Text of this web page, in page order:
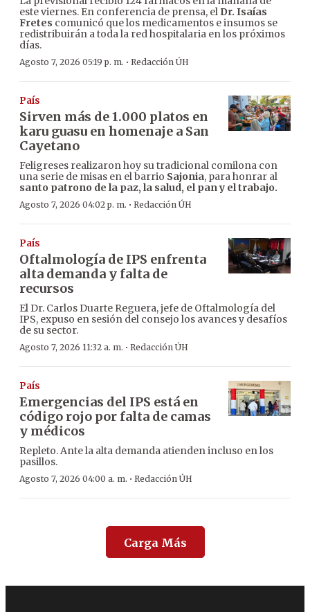
este viernes. En conferencia de prensa, el Dr. Isaías
Fretes comunicó que los medicamentos e insumos se
redistribuirán a toda la red hospitalaria en los próximos
días.
Agosto 7, 2026 05:19 p. m. · Redacción ÚH
País
Sirven más de 1.000 platos en
karu guasu en homenaje a San
Cayetano
Feligreses realizaron hoy su tradicional comilona con
una serie de misas en el barrio Sajonia, para honrar al
santo patrono de la paz, la salud, el pan y el trabajo.
Agosto 7, 2026 04:02 p. m. · Redacción ÚH
País
Oftalmología de IPS enfrenta
alta demanda y falta de
recursos
El Dr. Carlos Duarte Reguera, jefe de Oftalmología del
IPS, expuso en sesión del consejo los avances y desafíos
de su sector.
Agosto 7, 2026 11:32 a. m. · Redacción ÚH
País
Emergencias del IPS está en
código rojo por falta de camas
y médicos
Repleto. Ante la alta demanda atienden incluso en los
pasillos.
Agosto 7, 2026 04:00 a. m. · Redacción ÚH
Carga Más